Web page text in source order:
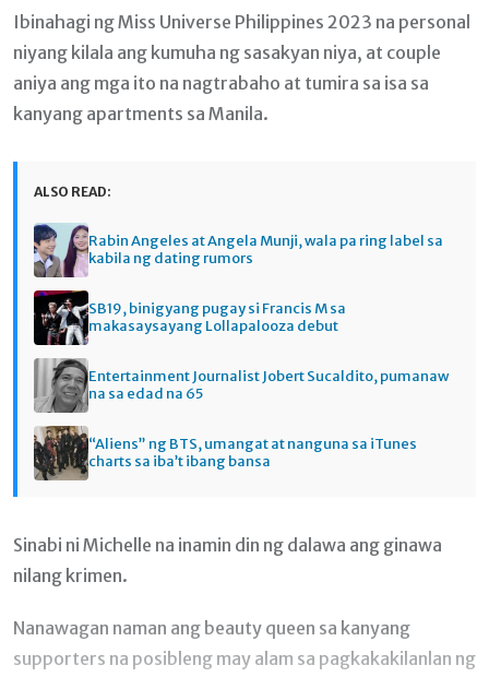
Ibinahagi ng Miss Universe Philippines 2023 na personal
niyang kilala ang kumuha ng sasakyan niya, at couple
aniya ang mga ito na nagtrabaho at tumira sa isa sa
kanyang apartments sa Manila.
ALSO READ:
Rabin Angeles at Angela Munji, wala pa ring label sa
kabila ng dating rumors
SB19, binigyang pugay si Francis M sa
makasaysayang Lollapalooza debut
Entertainment Journalist Jobert Sucaldito, pumanaw
na sa edad na 65
“Aliens” ng BTS, umangat at nanguna sa iTunes
charts sa iba’t ibang bansa
Sinabi ni Michelle na inamin din ng dalawa ang ginawa
nilang krimen.
Nanawagan naman ang beauty queen sa kanyang
supporters na posibleng may alam sa pagkakakilanlan ng